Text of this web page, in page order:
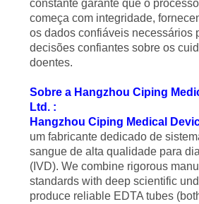
constante garante que o
começa com integridade,
os dados confiáveis necessários
decisões confiantes sobre os
doentes.
Sobre a Hangzhou Ciping
Ltd. :
Hangzhou Ciping Medical
um fabricante dedicado de
sangue de alta qualidade para
(IVD). We combine rigorous
standards with deep scientific
produce reliable EDTA tubes